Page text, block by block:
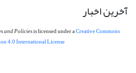
آخرین اخبار
and Policiesis licensed under aCreative Commons
4.0 International License